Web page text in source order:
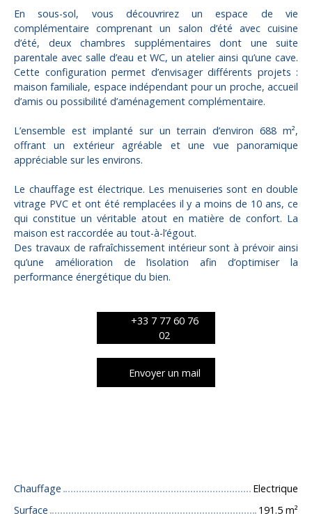
En sous-sol, vous découvrirez un espace de vie
complémentaire comprenant un salon d’été avec cuisine
d’été, deux chambres supplémentaires dont une suite
parentale avec salle d’eau et WC, un atelier ainsi qu’une cave.
Cette configuration permet d’envisager différents projets :
maison familiale, espace indépendant pour un proche, accueil
d’amis ou possibilité d’aménagement complémentaire.
L’ensemble est implanté sur un terrain d’environ 688 m²,
offrant un extérieur agréable et une vue panoramique
appréciable sur les environs.
Le chauffage est électrique. Les menuiseries sont en double
vitrage PVC et ont été remplacées il y a moins de 10 ans, ce
qui constitue un véritable atout en matière de confort. La
maison est raccordée au tout-à-l’égout.
Des travaux de rafraîchissement intérieur sont à prévoir ainsi
qu’une amélioration de l’isolation afin d’optimiser la
performance énergétique du bien.
+33 7 77 60 76
02
Envoyer un mail
Chauffage
Electrique
Surface
191.5 m²